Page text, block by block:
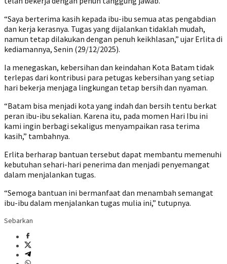
“Saya berterima kasih kepada ibu-ibu semua atas pengabdian
dan kerja kerasnya. Tugas yang dijalankan tidaklah mudah,
namun tetap dilakukan dengan penuh keikhlasan,” ujar Erlita di
kediamannya, Senin (29/12/2025).
Ia menegaskan, kebersihan dan keindahan Kota Batam tidak
terlepas dari kontribusi para petugas kebersihan yang setiap
hari bekerja menjaga lingkungan tetap bersih dan nyaman.
“Batam bisa menjadi kota yang indah dan bersih tentu berkat
peran ibu-ibu sekalian. Karena itu, pada momen Hari Ibu ini
kami ingin berbagi sekaligus menyampaikan rasa terima
kasih,” tambahnya.
Erlita berharap bantuan tersebut dapat membantu memenuhi
kebutuhan sehari-hari penerima dan menjadi penyemangat
dalam menjalankan tugas.
“Semoga bantuan ini bermanfaat dan menambah semangat
ibu-ibu dalam menjalankan tugas mulia ini,” tutupnya.
Sebarkan